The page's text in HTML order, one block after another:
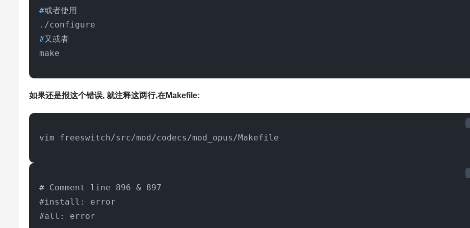
#或者使用
#又或者
make
如果还是报这个错误, 就注释这两行,在Makefile:
vim freeswitch/src/mod/codecs/mod_opus/Makefile
# Comment line 896 & 897
#install: error
#all: error